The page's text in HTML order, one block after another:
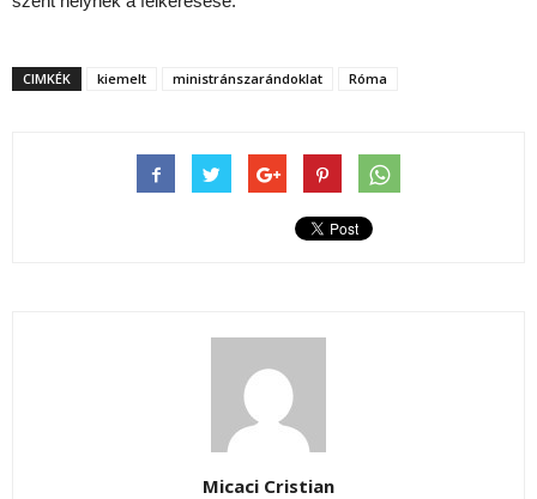
CIMKÉK kiemelt ministránszarándoklat Róma
Micaci Cristian